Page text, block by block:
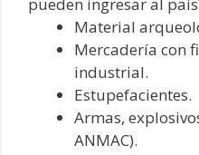
Material
Mercadería con
industrial.
Estupefacientes.
Armas,
ANMAC).